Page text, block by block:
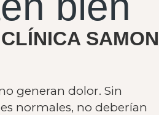
SAMON
generan dolor. Sin
normales, no deberían